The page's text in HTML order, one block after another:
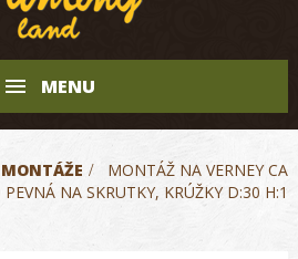
MENU
MONTÁŽE >
MONTÁŽ NA VERNEY CA
NA SKRUTKY, KRÚŽKY D:30 H:1